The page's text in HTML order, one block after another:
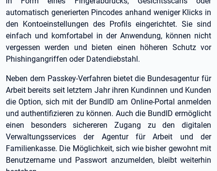
automatisch generierten Pincodes anhand weniger Klicks in
den Kontoeinstellungen des Profils eingerichtet. Sie sind
einfach und komfortabel in der Anwendung, können nicht
vergessen werden und bieten einen höheren Schutz vor
Phishingangriffen oder Datendiebstahl.
Neben dem Passkey-Verfahren bietet die Bundesagentur für
Arbeit bereits seit letztem Jahr ihren Kundinnen und Kunden
die Option, sich mit der BundID am Online-Portal anmelden
und authentifizieren zu können. Auch die BundID ermöglicht
einen besonders sichereren Zugang zu den digitalen
Verwaltungsservices der Agentur für Arbeit und der
Familienkasse. Die Möglichkeit, sich wie bisher gewohnt mit
Benutzername und Passwort anzumelden, bleibt weiterhin